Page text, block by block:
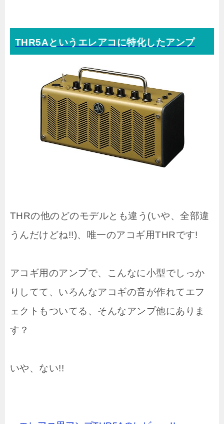
THR5Aというエレアコに特化したアンプ
THRの他のどのモデルとも違う(いや、全部違
うんだけどね!!)、唯一のアコギ用THRです!
アコギ用のアンプで、こんなに小型でしっか
りしてて、いろんなアコギの音が作れてエフ
ェクトもついてる、そんなアンプ他にありま
す？
いや、ない!!